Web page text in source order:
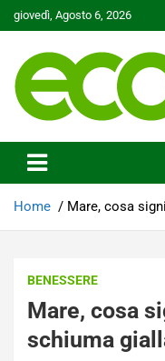
Skip
to
giovedì, Agosto 6, 2026
Ecoo.it
Home Mare, cosa
BENESSERE
Mare, cosa
schiuma